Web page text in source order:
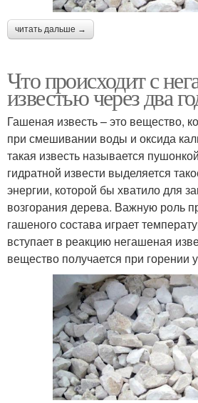
читать дальше →
Что происходит с
известью через два
Гашеная известь – это вещество,
при смешивании воды и оксида
такая известь называется
гидратной извести выделяется
энергии, которой бы хватило для
возгорания дерева. Важную роль
гашеного состава играет
вступает в реакцию негашеная
вещество получается при горении